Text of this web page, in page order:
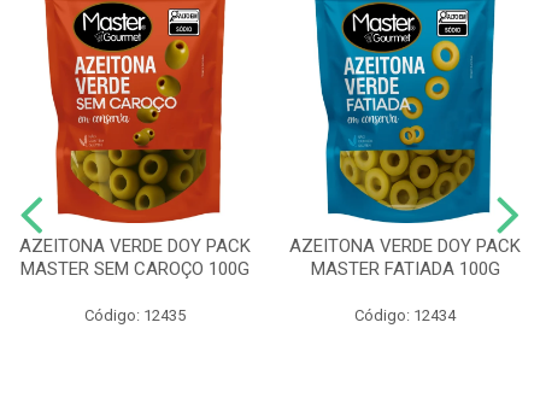
AZEITONA VERDE DOY PACK
MASTER SEM CAROÇO 100G
Código: 12435
AZEITONA VERDE DOY PACK
MASTER FATIADA 100G
Código: 12434